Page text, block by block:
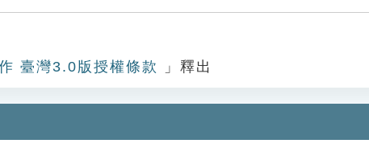
臺灣3.0版授權條款 」釋出